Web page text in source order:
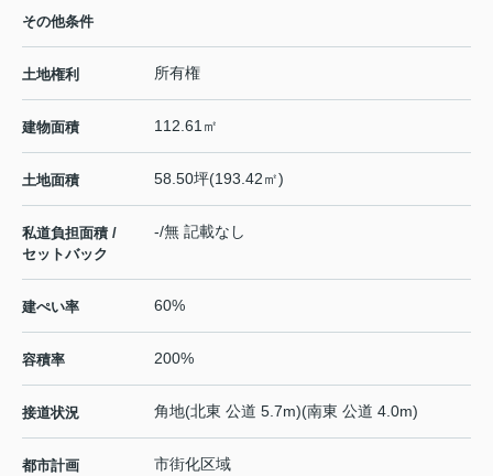
その他条件
土地権利 所有権
建物面積 112.61㎡
土地面積 58.50坪(193.42㎡)
私道負担面積 /
セットバック
-/無 記載なし
建ぺい率 60%
容積率 200%
接道状況 角地(北東 公道 5.7m)(南東 公道 4.0m)
都市計画 市街化区域